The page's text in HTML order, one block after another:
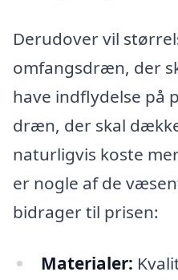
Derudover vil
omfangsdræn, der
have indflydelse på
dræn, der skal
naturligvis koste
er nogle af de
bidrager til prisen:
Materialer: